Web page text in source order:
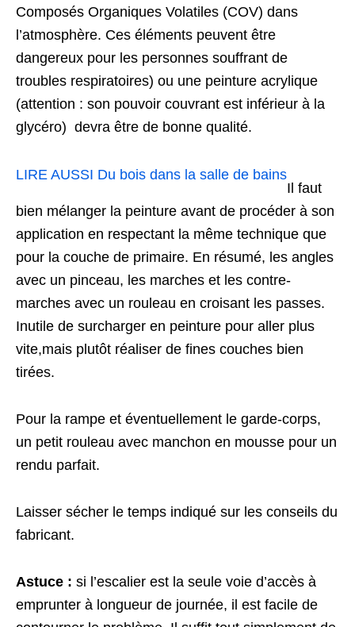
Composés Organiques Volatiles (COV) dans
l’atmosphère. Ces éléments peuvent être
dangereux pour les personnes souffrant de
troubles respiratoires) ou une peinture acrylique
(attention : son pouvoir couvrant est inférieur à la
glycéro) devra être de bonne qualité.
LIRE AUSSI Du bois dans la salle de bains
Il faut
bien mélanger la peinture avant de procéder à son
application en respectant la même technique que
pour la couche de primaire. En résumé, les angles
avec un pinceau, les marches et les contre-
marches avec un rouleau en croisant les passes.
Inutile de surcharger en peinture pour aller plus
vite,mais plutôt réaliser de fines couches bien
tirées.
Pour la rampe et éventuellement le garde-corps,
un petit rouleau avec manchon en mousse pour un
rendu parfait.
Laisser sécher le temps indiqué sur les conseils du
fabricant.
Astuce : si l’escalier est la seule voie d’accès à
emprunter à longueur de journée, il est facile de